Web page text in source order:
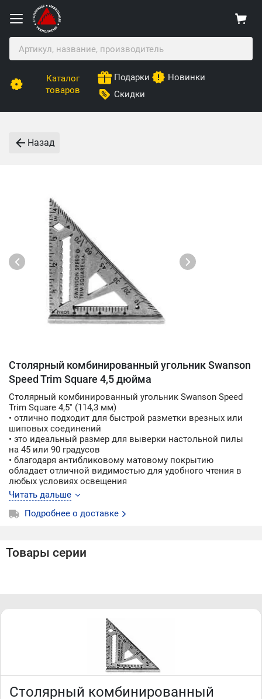
Каталог
товаров
Подарки
Новинки
Скидки
Назад
Столярный комбинированный угольник Swanson
Speed Trim Square 4,5 дюйма
Столярный комбинированный угольник Swanson Speed
Trim Square 4,5'' (114,3 мм)
• отлично подходит для быстрой разметки врезных или
шиповых соединений
• это идеальный размер для выверки настольной пилы
на 45 или 90 градусов
• благодаря антибликовому матовому покрытию
обладает отличной видимостью для удобного чтения в
любых условиях освещения
• оснащен направляющей для сверла, встроенной в
квадрат на 3/8 дюйма
• имеются скоростные угловые направляющие для
• компактный инструмент, который легко поместится в
Производство Swanson (США)
Читать дальше
Подробнее о доставке
Товары серии
Столярный комбинированный